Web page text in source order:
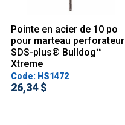
Pointe en acier de 10 po
pour marteau perforateur
SDS-plus® Bulldog™
Xtreme
Code: HS1472
26,34 $